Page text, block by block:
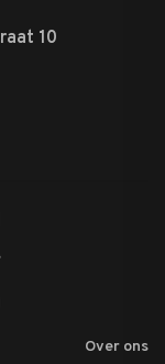
10
Over ons